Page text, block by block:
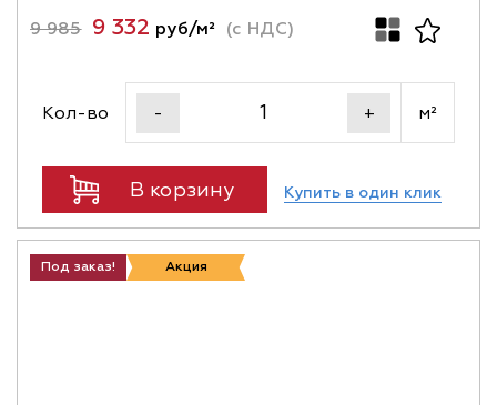
9 985 9 332 руб/м² (с НДС)
Кол-во - + м²
В корзину Купить в один клик
Под заказ! Акция